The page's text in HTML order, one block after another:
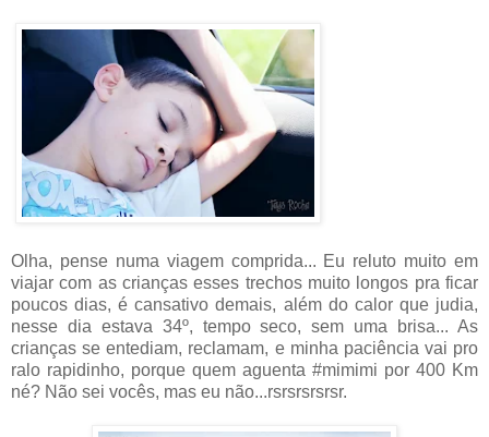
Olha, pense numa viagem comprida... Eu reluto muito em
viajar com as crianças esses trechos muito longos pra ficar
poucos dias, é cansativo demais, além do calor que judia,
nesse dia estava 34º, tempo seco, sem uma brisa... As
crianças se entediam, reclamam, e minha paciência vai pro
ralo rapidinho, porque quem aguenta #mimimi por 400 Km
né? Não sei vocês, mas eu não...rsrsrsrsrsr.